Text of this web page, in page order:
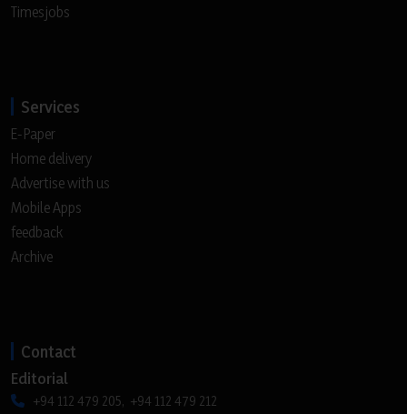
Timesjobs
Services
E-Paper
Home delivery
Advertise with us
Mobile Apps
feedback
Archive
Contact
Editorial
+94 112 479 205, +94 112 479 212